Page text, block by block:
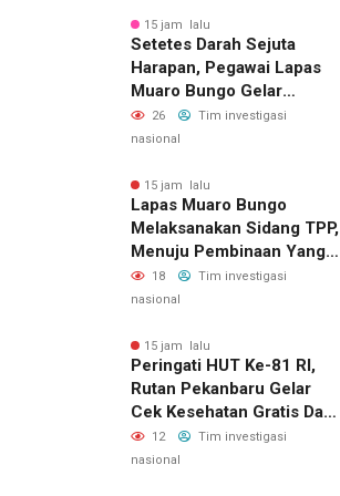
15 jam lalu
Setetes Darah Sejuta
Harapan, Pegawai Lapas
Muaro Bungo Gelar
Kegiatan Bakti Sosial
Donor Darah Dalam
Republik Indonesia Ke-81
26
Tim investigasi
nasional
15 jam lalu
Lapas Muaro Bungo
Melaksanakan Sidang TPP,
Menuju Pembinaan Yang
Produktif
18
Tim investigasi
nasional
15 jam lalu
Peringati HUT Ke-81 RI,
Rutan Pekanbaru Gelar
Cek Kesehatan Gratis Dan
Bagikan Sembako Kepada
Keluarga Warga Binaan
12
Tim investigasi
nasional